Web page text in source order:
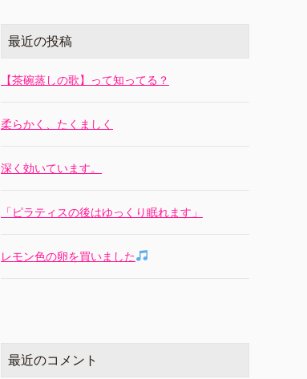
最近の投稿
【茶碗蒸しの歌】って知ってる？
柔らかく、たくましく
深く効いています。
「ピラティスの後はゆっくり眠れます」
レモン色の卵を買いました
最近のコメント